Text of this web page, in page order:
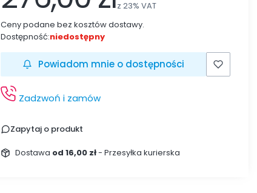
z 23% VAT
Ceny podane bez kosztów dostawy.
Dostępność:niedostępny
Powiadom mnie o dostępności
Zadzwoń i zamów
Zapytaj o produkt
Dostawa od 16,00 zł- Przesyłka kurierska